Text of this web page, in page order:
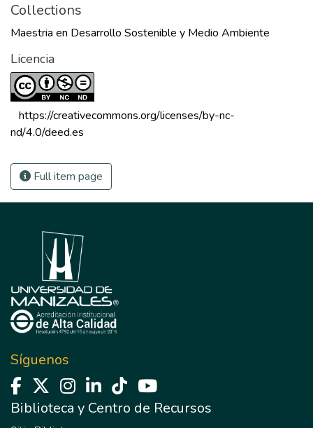
Collections
Maestria en Desarrollo Sostenible y Medio Ambiente
Licencia
https://creativecommons.org/licenses/by-nc-
nd/4.0/deed.es
Full item page
Síguenos
Biblioteca y Centro de Recursos